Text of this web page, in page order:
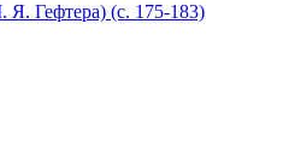
Я. Гефтера) (с. 175-183)